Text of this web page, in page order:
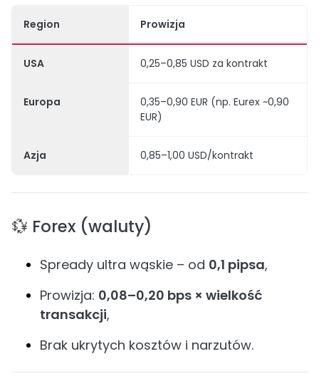
Region Prowizja
USA 0,25–0,85 USD za kontrakt
Europa
0,35–0,90 EUR (np. Eurex ~0,90
EUR)
Azja 0,85–1,00 USD/kontrakt
💱 Forex (waluty)
Spready ultra wąskie – od 0,1 pipsa,
Prowizja: 0,08–0,20 bps × wielkość
transakcji,
Brak ukrytych kosztów i narzutów.